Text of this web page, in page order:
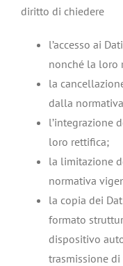
diritto di chiedere
l’accesso ai
nonché la loro
la
dalla
l’integrazione
loro rettifica;
la limitazione
normativa
la copia dei
formato
dispositivo
trasmissione